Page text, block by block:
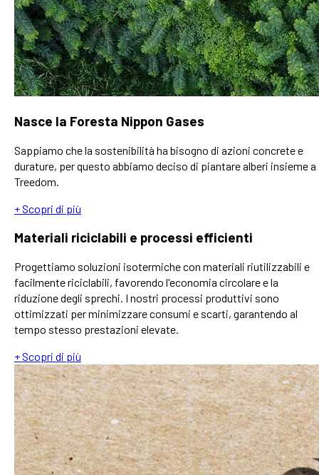
Nasce la Foresta Nippon Gases
Sappiamo che la sostenibilità ha bisogno di azioni concrete e
durature, per questo abbiamo deciso di piantare alberi insieme a
Treedom.
+ Scopri di più
Materiali riciclabili e processi efficienti
Progettiamo soluzioni isotermiche con materiali riutilizzabili e
facilmente riciclabili, favorendo l'economia circolare e la
riduzione degli sprechi. I nostri processi produttivi sono
ottimizzati per minimizzare consumi e scarti, garantendo al
tempo stesso prestazioni elevate.
+ Scopri di più